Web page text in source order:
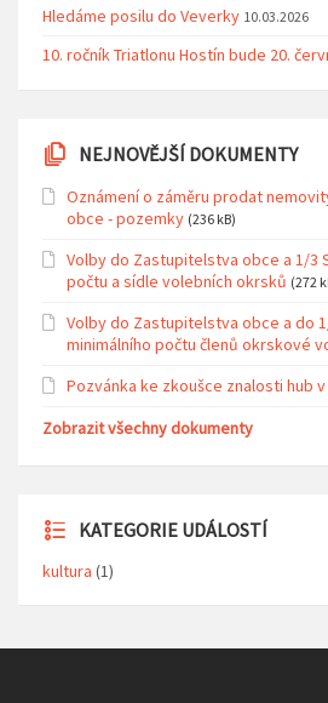
Hledáme posilu do Veverky 10.03.2026
10. ročník Triatlonu Hostín bude 20.
NEJNOVĚJŠÍ DOKUMENTY
Oznámení o záměru prodat
obce - pozemky (236 kB)
Volby do Zastupitelstva obce a 1/3
počtu a sídle volebních okrsků (272
Volby do Zastupitelstva obce a do
minimálního počtu členů okrskové
Pozvánka ke zkoušce znalosti hub
Zobrazit všechny dokumenty
KATEGORIE UDÁLOSTÍ
kultura (1)